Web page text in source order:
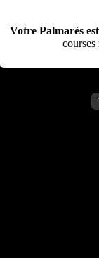
Votre Palmarès
courses